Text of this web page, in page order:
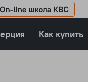
Как купить